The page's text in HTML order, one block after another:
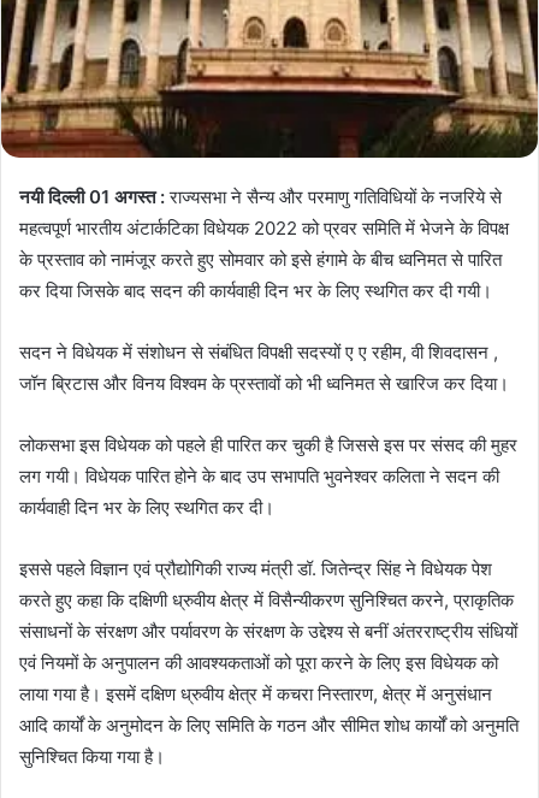
नयी दिल्ली 01 अगस्त :राज्यसभा ने सैन्य और परमाणु गतिविधियों के नजरिये से
महत्वपूर्ण भारतीय अंटार्कटिका विधेयक 2022 को प्रवर समिति में भेजने के विपक्ष
के प्रस्ताव को नामंजूर करते हुए सोमवार को इसे हंगामे के बीच ध्वनिमत से पारित
कर दिया जिसके बाद सदन की कार्यवाही दिन भर के लिए स्थगित कर दी गयी।
सदन ने विधेयक में संशोधन से संबंधित विपक्षी सदस्यों ए ए रहीम, वी शिवदासन ,
जॉन ब्रिटास और विनय विश्वम के प्रस्तावों को भी ध्वनिमत से खारिज कर दिया।
लोकसभा इस विधेयक को पहले ही पारित कर चुकी है जिससे इस पर संसद की मुहर
लग गयी। विधेयक पारित होने के बाद उप सभापति भुवनेश्वर कलिता ने सदन की
कार्यवाही दिन भर के लिए स्थगित कर दी।
इससे पहले विज्ञान एवं प्रौद्योगिकी राज्य मंत्री डॉ. जितेन्द्र सिंह ने विधेयक पेश
करते हुए कहा कि दक्षिणी ध्रुवीय क्षेत्र में विसैन्यीकरण सुनिश्चित करने, प्राकृतिक
संसाधनों के संरक्षण और पर्यावरण के संरक्षण के उद्देश्य से बनीं अंतरराष्ट्रीय संधियों
एवं नियमों के अनुपालन की आवश्यकताओं को पूरा करने के लिए इस विधेयक को
लाया गया है। इसमें दक्षिण ध्रुवीय क्षेत्र में कचरा निस्तारण, क्षेत्र में अनुसंधान
आदि कार्यों के अनुमोदन के लिए समिति के गठन और सीमित शोध कार्यों को अनुमति
सुनिश्चित किया गया है।